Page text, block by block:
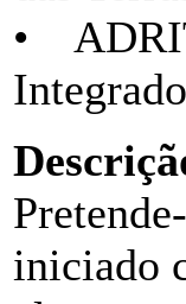
•
iniciado